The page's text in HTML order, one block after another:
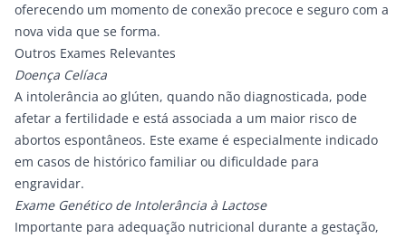
oferecendo um momento de conexão precoce e seguro com a
nova vida que se forma.
Outros Exames Relevantes
Doença Celíaca
A intolerância ao glúten, quando não diagnosticada, pode
afetar a fertilidade e está associada a um maior risco de
abortos espontâneos. Este exame é especialmente indicado
em casos de histórico familiar ou dificuldade para
engravidar.
Exame Genético de Intolerância à Lactose
Importante para adequação nutricional durante a gestação,